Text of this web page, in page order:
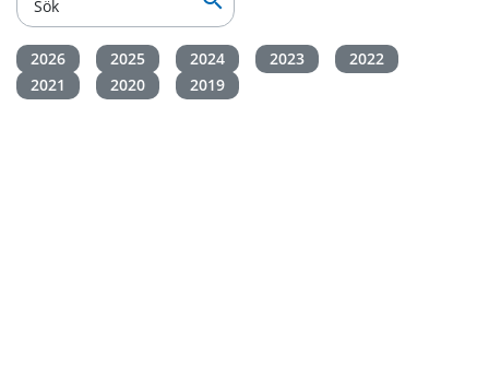
2026 2025 2024 2023
2022
2021
2020 2019